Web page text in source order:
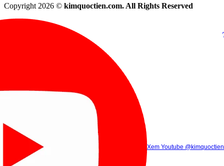
Copyright 2026 © kimquoctien.com. All Rights Reserved
Xem Tik Tok
(8h00 - 21h30)
(8h00 -
Gọi điện (8h00 - 21h30)
Xem Youtube @kimquoctien